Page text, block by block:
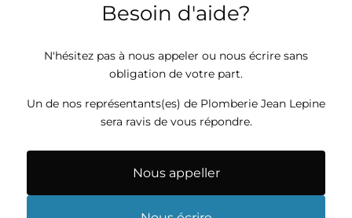
Besoin d'aide?
N'hésitez pas à nous appeler ou nous écrire sans
obligation de votre part.
Un de nos représentants(es) de Plomberie Jean Lepine
sera ravis de vous répondre.
Nous appeller